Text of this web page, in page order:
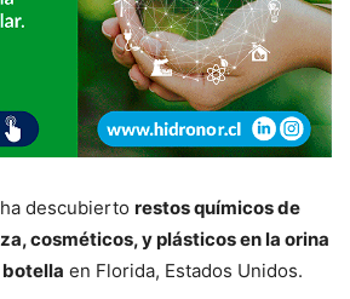
descubierto restos químicos de
cosméticos, y plásticos en la orina
en Florida, Estados Unidos.